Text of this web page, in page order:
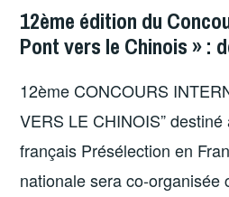
12ème édition du
Pont vers le Chinois » :
12ème CONCOURS
VERS LE CHINOIS”
français Présélection en
nationale sera co-organisée